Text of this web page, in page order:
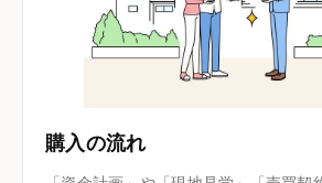
購入の流れ